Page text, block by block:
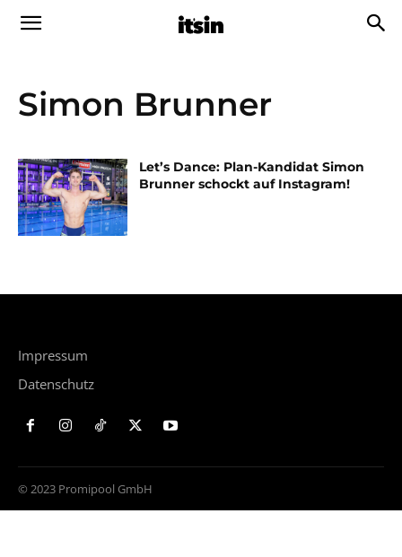
Simon Brunner
Let’s Dance: Plan-Kandidat Simon
Brunner schockt auf Instagram!
Impressum
Datenschutz
© 2023 Promipool GmbH